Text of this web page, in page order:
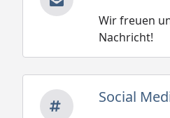
Wir freuen
Nachricht!
Social